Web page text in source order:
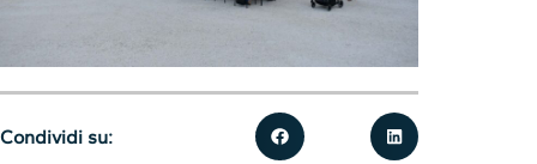
Condividi su: